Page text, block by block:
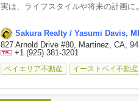
実は、ライフスタイルや将来の計画に
「どのローンが自分に合うの？」
そんな疑問がある方は、お気軽にご連
お一人おひとりに合った選択肢を一緒
Sakura Realty / Yasumi Davis,
827 Arnold Drive #80, Martinez, CA,
+1 (925) 381-3201
ベイエリア不動産 イーストベイ不動産